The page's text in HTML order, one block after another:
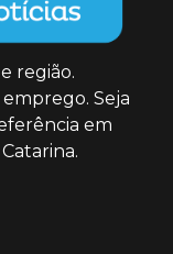
região.
Seja
em